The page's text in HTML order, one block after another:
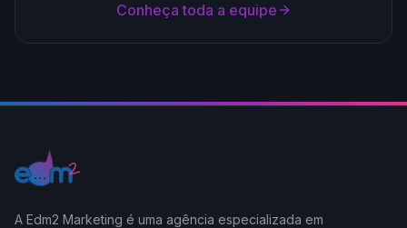
Conheça toda a equipe
A Edm2 Marketing é uma agência especializada em